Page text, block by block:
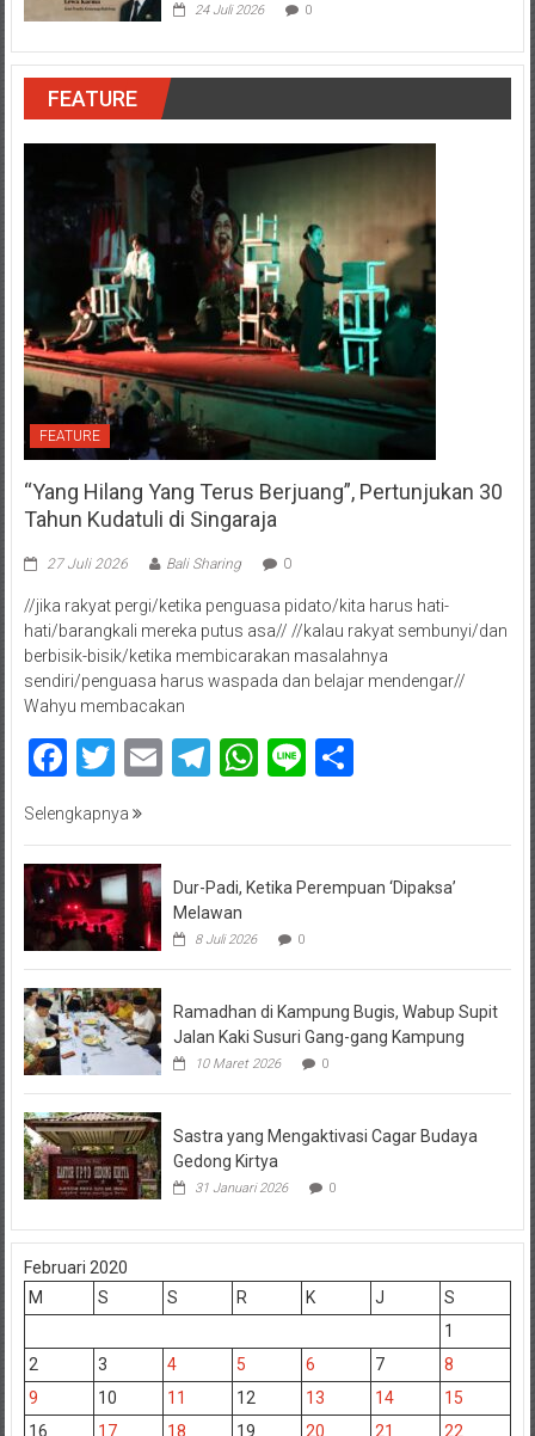
24 Juli 2026 0
FEATURE
FEATURE
“Yang Hilang Yang Terus Berjuang”, Pertunjukan 30
Tahun Kudatuli di Singaraja
27 Juli 2026 Bali Sharing 0
//jika rakyat pergi/ketika penguasa pidato/kita harus hati-
hati/barangkali mereka putus asa// //kalau rakyat sembunyi/dan
berbisik-bisik/ketika membicarakan masalahnya
sendiri/penguasa harus waspada dan belajar mendengar//
Wahyu membacakan
Facebook
Twitter
EmailTelegram
WhatsApp
Line
Selengkapnya
Dur-Padi, Ketika Perempuan ‘Dipaksa’
Melawan
8 Juli 2026 0
Ramadhan di Kampung Bugis, Wabup Supit
Jalan Kaki Susuri Gang-gang Kampung
10 Maret 2026 0
Sastra yang Mengaktivasi Cagar Budaya
Gedong Kirtya
31 Januari 2026 0
Februari 2020
M
S S R K J
S
1
2
3 4 5 6 7
8
9
10 11 12 13 14
15
16
17 18 19 20 21 22